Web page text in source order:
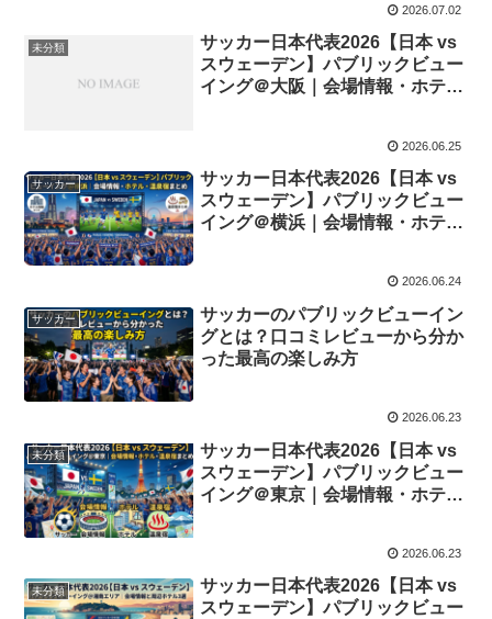
2026.07.02
未分類
サッカー日本代表2026【日本 vs
スウェーデン】パブリックビュー
イング＠大阪｜会場情報・ホテ
2026.06.25
サッカー
サッカー日本代表2026【日本 vs
スウェーデン】パブリックビュー
イング＠横浜｜会場情報・ホテ
2026.06.24
サッカー
サッカーのパブリックビューイン
グとは？口コミレビューから分か
った最高の楽しみ方
2026.06.23
未分類
サッカー日本代表2026【日本 vs
スウェーデン】パブリックビュー
イング＠東京｜会場情報・ホテ
2026.06.23
未分類
サッカー日本代表2026【日本 vs
スウェーデン】パブリックビュー